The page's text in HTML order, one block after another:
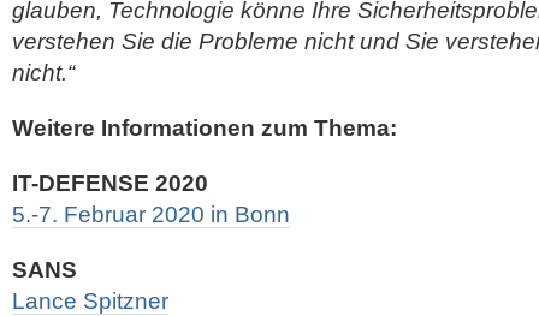
glauben, Technologie könne Ihre
verstehen Sie die Probleme nicht und Sie
nicht.“
Weitere Informationen zum Thema:
IT-DEFENSE 2020
5.-7. Februar 2020 in Bonn
SANS
Lance Spitzner